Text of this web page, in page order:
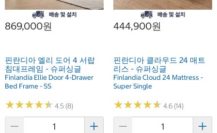
869,000원
핀란디아 엘리 도어 4 서랍
침대프레임 - 슈퍼싱글
Finlandia Ellie Door 4-Drawer
Bed Frame - SS
★★★★★
★★★★★ 4.5 (8)
444,900원
핀란디아 클라우드 24 매트
리스 - 슈퍼싱글
Finlandia Cloud 24 Mattress -
Super Single
★★★★★
★★★★★ 4.6 (14)